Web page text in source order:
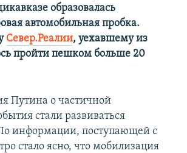
образовалась
автомобильная пробка.
Север.Реалии, уехавшему из
пройти пешком больше 20
Путина о частичной
стали развиваться
информации, поступающей с
стало ясно, что мобилизация